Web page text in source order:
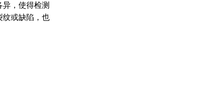
，使得检测
纹或缺陷，也